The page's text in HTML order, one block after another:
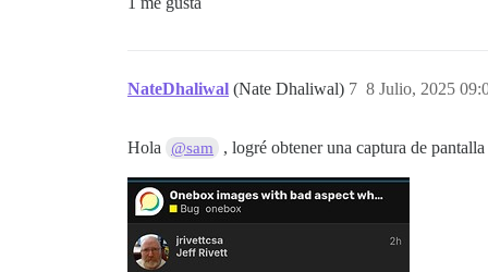
NateDhaliwal (Nate Dhaliwal) 8 Julio, 2025
7
Hola @sam , logré obtener una captura de